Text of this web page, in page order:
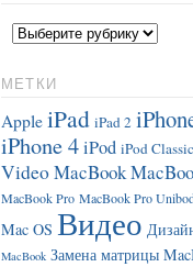
МЕТКИ
Apple iPad iPad 2
iPhone 4iPod iPod Classic
VideoMacBook
MacBook Pro MacBook Pro
Mac OS Видео
MacBook Замена матрицы